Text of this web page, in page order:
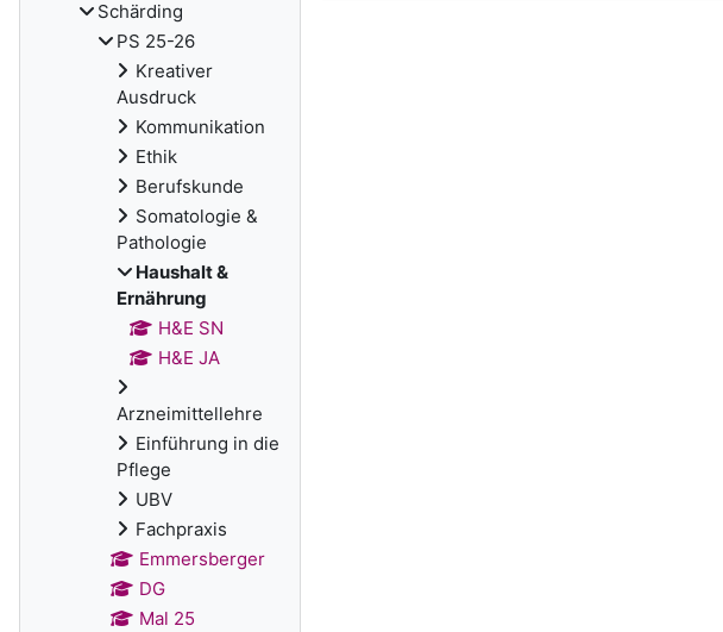
Schärding
PS 25-26
Kreativer
Ausdruck
Kommunikation
Ethik
Berufskunde
Somatologie &
Pathologie
Haushalt &
Ernährung
H&E SN
H&E JA
Arzneimittellehre
Einführung in die
Pflege
UBV
Fachpraxis
Emmersberger
DG
Mal 25